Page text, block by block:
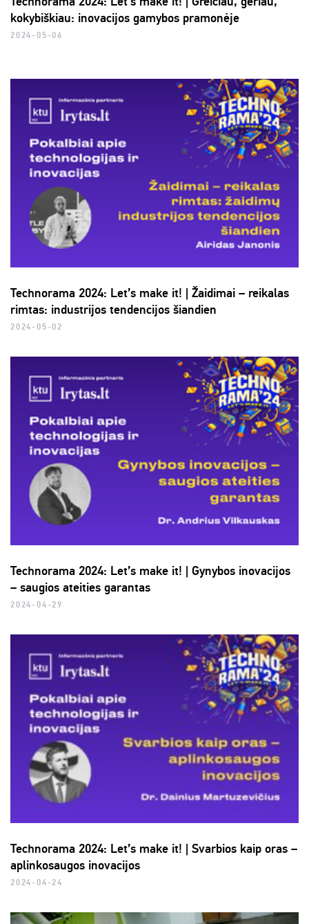
kokybiškiau: inovacijos gamybos pramonėje
2024-05-06
Technorama 2024: Let’s make it! | Žaidimai – reikalas
rimtas: industrijos tendencijos šiandien
2024-05-02
Technorama 2024: Let’s make it! | Gynybos inovacijos
– saugios ateities garantas
2024-04-29
Technorama 2024: Let’s make it! | Svarbios kaip oras –
aplinkosaugos inovacijos
2024-04-24